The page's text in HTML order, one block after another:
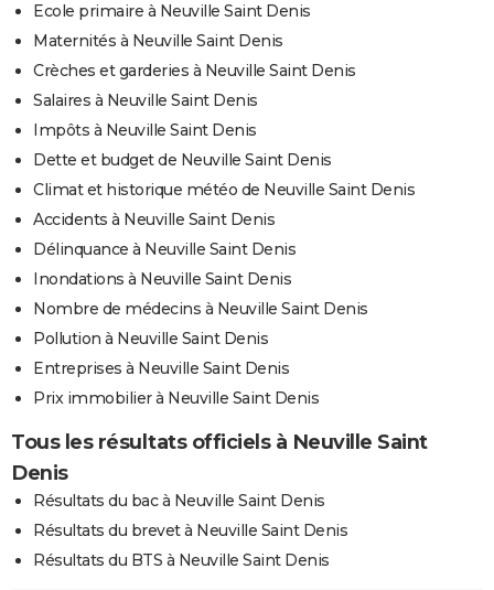
Ecole primaire à Neuville Saint Denis
Maternités à Neuville Saint Denis
Crèches et garderies à Neuville Saint Denis
Salaires à Neuville Saint Denis
Impôts à Neuville Saint Denis
Dette et budget de Neuville Saint Denis
Climat et historique météo de Neuville Saint Denis
Accidents à Neuville Saint Denis
Délinquance à Neuville Saint Denis
Inondations à Neuville Saint Denis
Nombre de médecins à Neuville Saint Denis
Pollution à Neuville Saint Denis
Entreprises à Neuville Saint Denis
Prix immobilier à Neuville Saint Denis
Tous les résultats officiels à Neuville Saint
Denis
Résultats du bac à Neuville Saint Denis
Résultats du brevet à Neuville Saint Denis
Résultats du BTS à Neuville Saint Denis